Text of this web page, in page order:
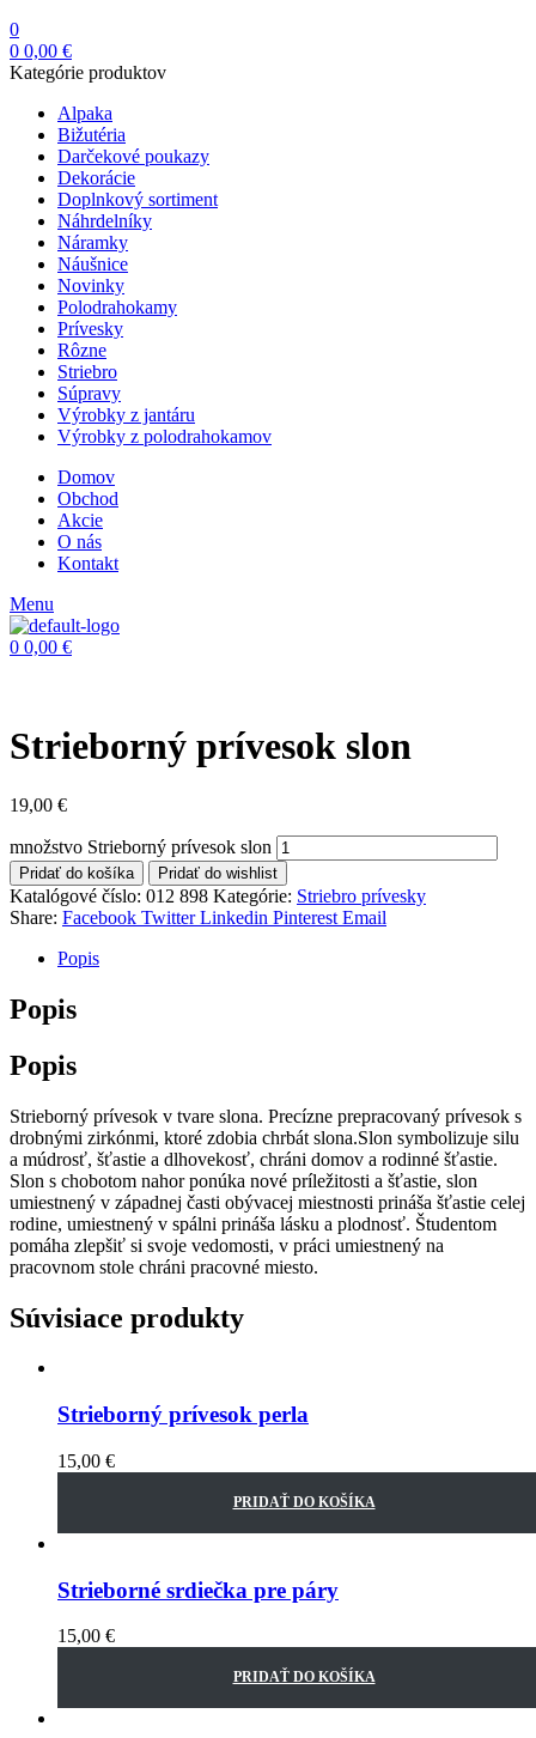
0
0 0,00 €
Kategórie produktov
Alpaka
Bižutéria
Darčekové poukazy
Dekorácie
Doplnkový sortiment
Náhrdelníky
Náramky
Náušnice
Novinky
Polodrahokamy
Prívesky
Rôzne
Striebro
Súpravy
Výrobky z jantáru
Výrobky z polodrahokamov
Domov
Obchod
Akcie
O nás
Kontakt
Menu
0 0,00 €
Strieborný prívesok slon
19,00 €
množstvo Strieborný prívesok slon
Pridať do košíka Pridať do wishlist
Katalógové číslo: 012 898 Kategórie: Striebro prívesky
Share: Facebook Twitter Linkedin Pinterest Email
Popis
Popis
Popis
Strieborný prívesok v tvare slona. Precízne prepracovaný prívesok s
drobnými zirkónmi, ktoré zdobia chrbát slona.Slon symbolizuje silu
a múdrosť, šťastie a dlhovekosť, chráni domov a rodinné šťastie.
Slon s chobotom nahor ponúka nové príležitosti a šťastie, slon
umiestnený v západnej časti obývacej miestnosti prináša šťastie celej
rodine, umiestnený v spálni prináša lásku a plodnosť. Študentom
pomáha zlepšiť si svoje vedomosti, v práci umiestnený na
pracovnom stole chráni pracovné miesto.
Súvisiace produkty
Strieborný prívesok perla
15,00 €
PRIDAŤ DO KOŠÍKA
Strieborné srdiečka pre páry
15,00 €
PRIDAŤ DO KOŠÍKA